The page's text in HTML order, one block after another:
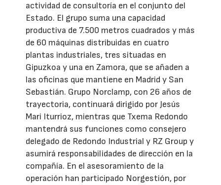
actividad de consultoría en el conjunto del
Estado. El grupo suma una capacidad
productiva de 7.500 metros cuadrados y más
de 60 máquinas distribuidas en cuatro
plantas industriales, tres situadas en
Gipuzkoa y una en Zamora, que se añaden a
las oficinas que mantiene en Madrid y San
Sebastián. Grupo Norclamp, con 26 años de
trayectoria, continuará dirigido por Jesús
Mari Iturrioz, mientras que Txema Redondo
mantendrá sus funciones como consejero
delegado de Redondo Industrial y RZ Group y
asumirá responsabilidades de dirección en la
compañía. En el asesoramiento de la
operación han participado Norgestión, por